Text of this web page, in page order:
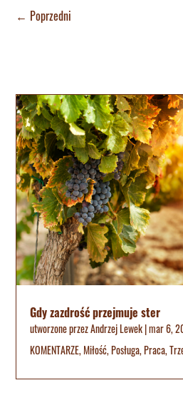
← Poprzedni
Gdy zazdrość przejmuje ster
utworzone przezAndrzej Lewek|mar 6,
KOMENTARZE,Miłość,Posługa,Praca,